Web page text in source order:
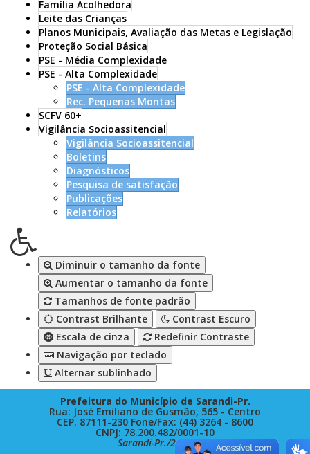
Família Acolhedora
Leite das Crianças
Planos Municipais, Avaliação das Metas e Legislação
Proteção Social Básica
PSE - Média Complexidade
PSE - Alta Complexidade
PSE - Alta Complexidade
Rec. Pequenas Montas
SCFV 60+
Vigilância Socioassitencial
Vigilância Socioassitencial
Boletins
Diagnósticos
Pesquisa de satisfação
Publicações
Relatórios
Diminuir o tamanho da fonte
Aumentar o tamanho da fonte
Tamanhos de fonte padrão
Contrast Brilhante
Contrast Escuro
Escala de cinza
Redefinir Contraste
Navigação por teclado
Alternar sublinhado
Prefeitura do Município de Sarandi-Pr.
Rua: José Emiliano de Gusmão, 565 - Centro
CEP. 87111-230 Fone/Fax: (44) 3264 - 8600
CNPJ: 78.200.482/0001-10
Sarandi-Pr./2026